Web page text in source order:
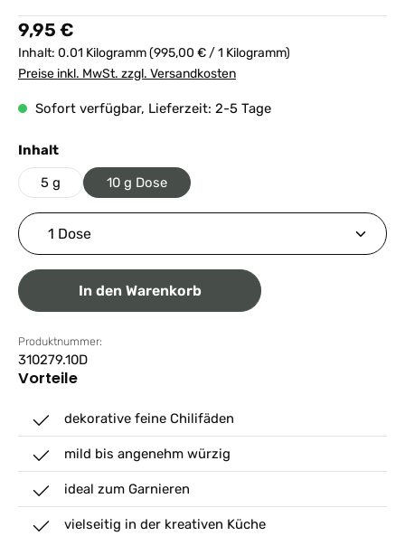
Regulärer Preis:
9,95 €
Inhalt: 0.01 Kilogramm(995,00 € / 1 Kilogramm)
Preise inkl. MwSt. zzgl. Versandkosten
Sofort verfügbar, Lieferzeit: 2-5 Tage
Inhaltauswählen
5 g 10 g Dose
Produkt Anzahl: Gib den gewünschten Wert ein
In den Warenkorb
Produktnummer:
310279.10D
Vorteile
dekorative feine Chilifäden
mild bis angenehm würzig
ideal zum Garnieren
vielseitig in der kreativen Küche